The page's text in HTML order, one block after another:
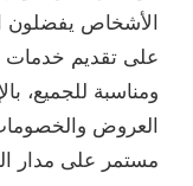
الأشخاص يفضلون
على تقديم خدمات
ومناسبة للجميع،
العروض
مستمر على مدار